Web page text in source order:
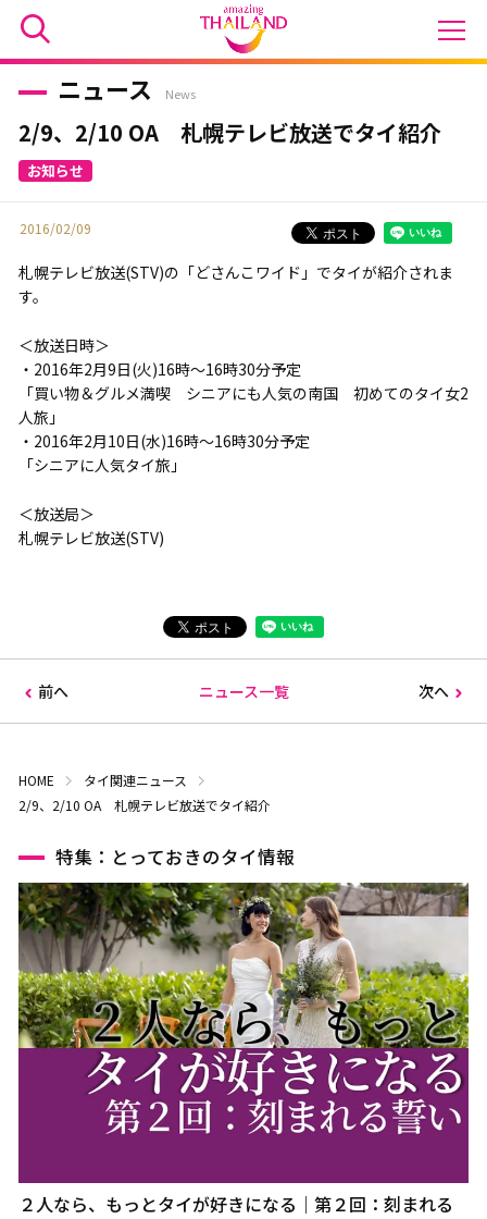
ニュース News
2/9、2/10 OA 札幌テレビ放送でタイ紹介
2016/02/09
札幌テレビ放送(STV)の「どさんこワイド」でタイが紹介されま
す。
＜放送日時＞
・2016年2月9日(火)16時～16時30分予定
「買い物＆グルメ満喫 シニアにも人気の南国 初めてのタイ女2
人旅」
・2016年2月10日(水)16時～16時30分予定
「シニアに人気タイ旅」
＜放送局＞
札幌テレビ放送(STV)
前へ ニュース一覧 次へ
HOME
タイ関連ニュース
2/9、2/10 OA 札幌テレビ放送でタイ紹介
特集：とっておきのタイ情報
２人なら、もっとタイが好きになる｜第２回：刻まれる